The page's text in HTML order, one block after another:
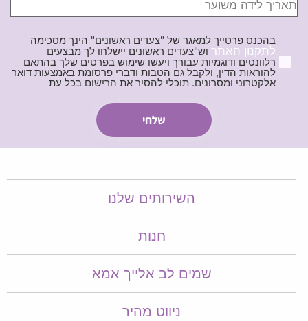
בהכנס פרטייך למאגר של "צעדים ראשונים" הינך מסכימה
לתקנון האתר וש"צעדים ראשונים יישלחו לך מבצעים
רלוונטים ודוגמיות עבורך ויעשו שימוש בפרטים שלך בהתאם
להוראות הדין, ולקבל גם הטבות ודברי פרסומת באמצעות דואר
אלקטרוני ומסרונים. תוכלי להסיר את הרישום בכל עת
השירותים שלנו
חנות
שמים לב אלייך אמא​​
ניווט מהיר